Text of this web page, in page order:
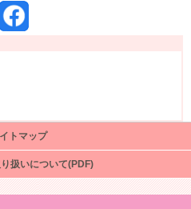
トマップ
扱いについて(PDF)